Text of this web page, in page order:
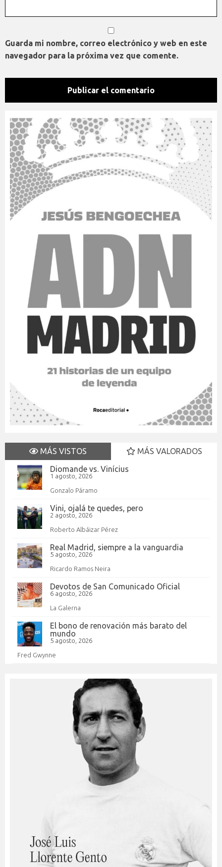
Guarda mi nombre, correo electrónico y web en este
navegador para la próxima vez que comente.
MÁS VISTOS
MÁS VALORADOS
Diomande vs. Vinícius
1 agosto, 2026
Gonzalo Páramo
Vini, ojalá te quedes, pero
2 agosto, 2026
Roberto Albáizar Pérez
Real Madrid, siempre a la vanguardia
5 agosto, 2026
Ricardo Ramos Neira
Devotos de San Comunicado Oficial
6 agosto, 2026
La Galerna
El bono de renovación más barato del
mundo
5 agosto, 2026
Fred Gwynne